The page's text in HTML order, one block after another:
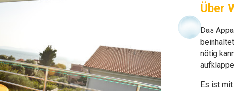
Über
Das
nötig
Es ist mit